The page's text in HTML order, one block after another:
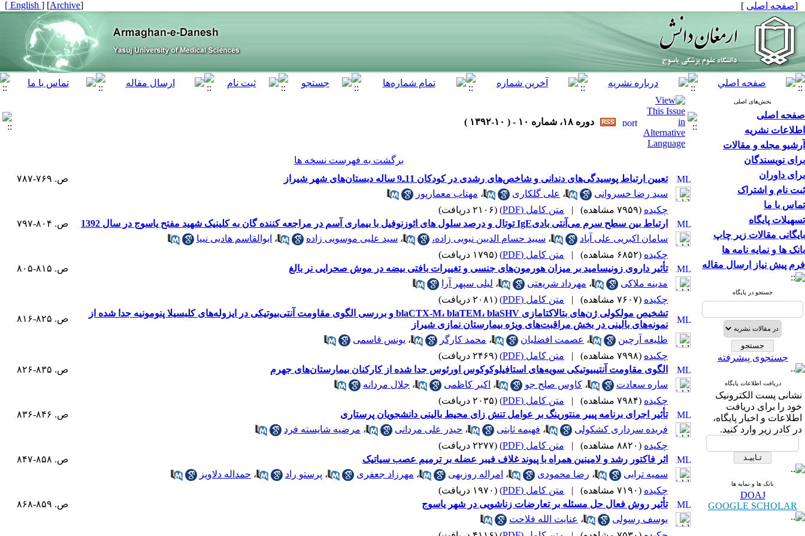
[صفحه اصلی ]
[
Archive
]
[ English ]
بخش‌های اصلی
صفحه اصلی
اطلاعات نشریه
آرشیو مجله و مقالات
برای نویسندگان
برای داوران
ثبت نام و اشتراک
تماس با ما
تسهیلات پایگاه
بایگانی مقالات زیر چاپ
بانک ها و نمایه نامه ها
فرم پیش نیاز ارسال مقاله
جستجو در پایگاه
جستجوی پیشرفته
دریافت اطلاعات پایگاه
نشانی پست الکترونیک
خود را برای دریافت
اطلاعات و اخبار پایگاه،
در کادر زیر وارد کنید.
بانک ها و نمایه ها
DOAJ
GOOGLE SCHOLAR
دوره ۱۸، شماره ۱۰ - ( ۱۰-۱۳۹۲ )
برگشت به فهرست نسخه ها
تعیین ارتباط پوسیدگی‌های دندانی و شاخص‌های رشدی در کودکان 11ـ9 ساله دبستان‌های شهر شیراز
ص. ۷۶۹-۷۸۷
سید رضا خسروانی
، علی گلکاری ، مهتاب معمارپور
چکیده (۷۹۵۹ مشاهده) | متن کامل (PDF)
(۲۱۰۶ دریافت)
ارتباط بین سطح سرم می‌آنتی‌ بادیIgE توتال و درصد سلول‌ های ائوزنوفیل با بیماری آسم در مراجعه کننده‌ گان به کلینیک شهید مفتح یاسوج در سال 1392
ص. ۸۰۴-۷۹۷
سامان اکبریی علی آباد
، سیید حسام الدیین نبویی زاده، ، سید علیی موسویی زاده ، ابوالقاسم هادیی نییا
چکیده (۶۸۵۲ مشاهده) | متن کامل (PDF)
(۱۷۹۵ دریافت)
تأثیر داروی زونیسامید بر میزان هورمون‌های جنسی و تغییرات بافتی بیضه در موش صحرایی نر بالغ
ص. ۸۱۵-۸۰۵
مدینه ملاکی
، مهرداد شریعتی ، لیلی سپهر آرا
چکیده (۷۶۰۷ مشاهده) | متن کامل (PDF)
(۲۰۸۱ دریافت)
تشخیص مولکولی ژن‌های بتالاکتامازی blaCTX-M، blaTEM، blaSHV و بررسی الگوی مقاومت آنتی‌بیوتیکی در ایزوله‌های کلبسیلا پنومونیه جدا شده از
نمونه‌های بالینی در بخش مراقبت‌های ویژه بیمارستان نمازی شیراز
ص. ۸۲۵-۸۱۶
طلیعه آرچین ، عصمت افضلیان ، محمد کارگر ، یونس قاسمی
چکیده (۷۹۹۸ مشاهده) | متن کامل (PDF)
(۲۴۶۹ دریافت)
الگوی مقاومت آنتی‏بیوتیکی سویه‌های استافیلوکوکوس اورئوس جدا شده از کارکنان بیمارستان‌های جهرم
ص. ۸۳۵-۸۲۶
ساره سعادت
، کاوس صلح جو ، اکبر کاظمی ، جلال مردانه
چکیده (۷۹۸۴ مشاهده) | متن کامل (PDF)
(۲۰۳۵ دریافت)
تأثیر اجرای برنامه پییر منتورینگ بر عوامل تنش زای محیط بالینی دانشجویان پرستاری
ص. ۸۴۶-۸۳۶
فریده سرداری کشکولی
، فهیمه ثابتی ، حیدر علی مردانی ، مرضیه شایسته فرد
چکیده (۸۸۲۰ مشاهده) | متن کامل (PDF)
(۲۲۷۷ دریافت)
اثر فاکتور رشد و لامینین همراه با پیوند غلاف فیبر عضله بر ترمیم عصب سیاتیک
ص. ۸۵۸-۸۴۷
سمیه ترابی
، رضا محمودی ، امراله روزبهی ، مهرزاد جعفری ، پرستو راد ، حمداله دلاویز
چکیده (۷۱۹۰ مشاهده) | متن کامل (PDF)
(۱۹۷۰ دریافت)
تأثیر روش فعال حل مسئله بر تعارضات زناشویی در شهر یاسوج
ص. ۸۵۹-۸۶۸
یوسف رسولی
، عنایت الله فلاحت